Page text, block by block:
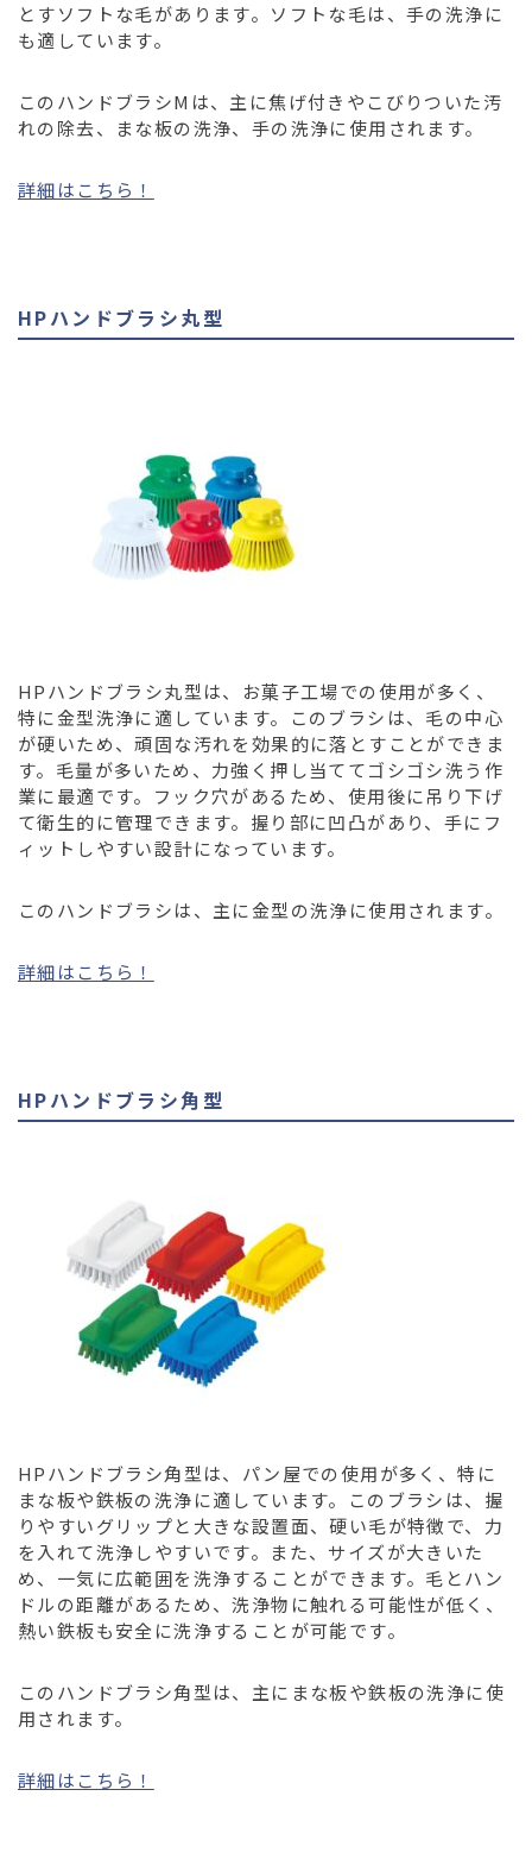
とすソフトな毛があります。ソフトな毛は、手の洗浄に
も適しています。
このハンドブラシMは、主に焦げ付きやこびりついた汚
れの除去、まな板の洗浄、手の洗浄に使用されます。
詳細はこちら！
HPハンドブラシ丸型
HPハンドブラシ丸型は、お菓子工場での使用が多く、
特に金型洗浄に適しています。このブラシは、毛の中心
が硬いため、頑固な汚れを効果的に落とすことができま
す。毛量が多いため、力強く押し当ててゴシゴシ洗う作
業に最適です。フック穴があるため、使用後に吊り下げ
て衛生的に管理できます。握り部に凹凸があり、手にフ
ィットしやすい設計になっています。
このハンドブラシは、主に金型の洗浄に使用されます。
詳細はこちら！
HPハンドブラシ角型
HPハンドブラシ角型は、パン屋での使用が多く、特に
まな板や鉄板の洗浄に適しています。このブラシは、握
りやすいグリップと大きな設置面、硬い毛が特徴で、力
を入れて洗浄しやすいです。また、サイズが大きいた
め、一気に広範囲を洗浄することができます。毛とハン
ドルの距離があるため、洗浄物に触れる可能性が低く、
熱い鉄板も安全に洗浄することが可能です。
このハンドブラシ角型は、主にまな板や鉄板の洗浄に使
用されます。
詳細はこちら！